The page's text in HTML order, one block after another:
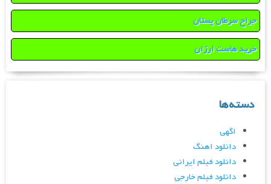
جراح سرطان پستان
خرید هاست ارزان
دسته‌ها
اگهی
دانلود اهنگ
دانلود فیلم ایرانی
دانلود فیلم خارجی